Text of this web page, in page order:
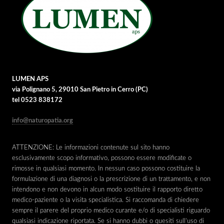
LUMEN APS
via Polignano 5, 29010 San Pietro in Cerro (PC)
tel 0523 838172
info@naturopatia.org
ATTENZIONE: Le informazioni contenute sul sito hanno
esclusivamente scopo informativo, possono essere modificate o
rimosse in qualsiasi momento. In nessun caso possono costituire la
formulazione di una diagnosi o la prescrizione di un trattamento, e non
intendono e non devono in alcun modo sostituire il rapporto diretto
medico-paziente o la visita specialistica. Si raccomanda di chiedere
sempre il parere del proprio medico curante e/o di specialisti riguardo
qualsiasi indicazione riportata. Se si hanno dubbi o quesiti sull’uso di